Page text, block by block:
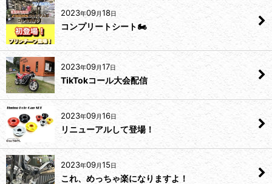
2023年09月18日
コンプリートシート🏍️
2023年09月17日
TikTokコール大会配信
2023年09月16日
リニューアルして登場！
2023年09月15日
これ、めっちゃ楽になりますよ！